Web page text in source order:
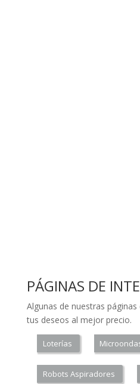
PÁGINAS DE
Algunas de nuestras
tus deseos al mejor precio.
Loterías
Robots Aspiradores